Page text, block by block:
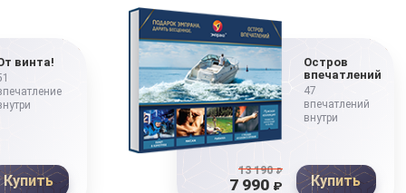
винта!
Купить
Остров
впечатлений
47
впечатлений
внутри
13 190₽
7 990 ₽ Купить